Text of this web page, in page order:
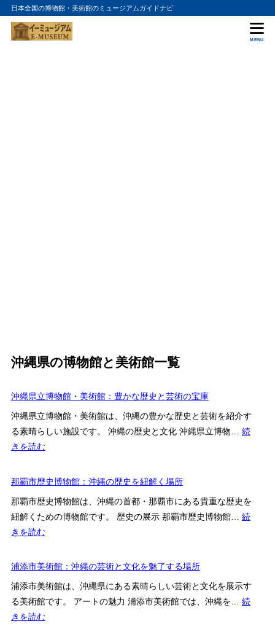
日本全国の博物館・美術館のミュージアムガイドナビ
MENU
沖縄県の博物館と美術館一覧
沖縄県立博物館・美術館：豊かな歴史と芸術の宝庫
沖縄県立博物館・美術館は、沖縄の豊かな歴史と芸術を紹介す
る素晴らしい施設です。 沖縄の歴史と文化 沖縄県立博物… 続
きを読む:
縄
立
博
物
美
術
館：
豊
那覇市歴史博物館：沖縄の歴史を紐解く場所
那覇市歴史博物館は、沖縄の首都・那覇市にある貴重な歴史を
紐解くための博物館です。 歴史の展示 那覇市歴史博物館… 続
きを読む:
覇
歴
史
博
浦添市美術館：沖縄の芸術と文化を魅了する場所
浦添市美術館は、沖縄県にある素晴らしい芸術と文化を展示す
る美術館です。 アートの魅力 浦添市美術館では、沖縄を… 続
きを読む: